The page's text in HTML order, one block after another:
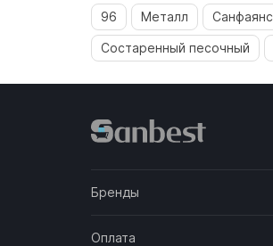
96 Металл Санфаянс
Состаренный песочный
Бренды
Оплата